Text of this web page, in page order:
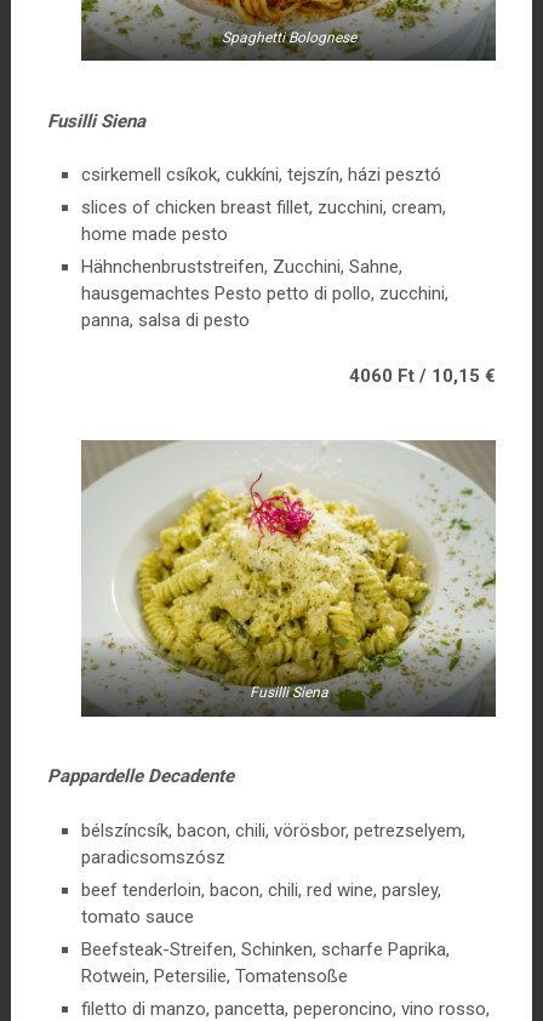
Spaghetti Bolognese
Fusilli Siena
csirkemell csíkok, cukkíni, tejszín, házi pesztó
slices of chicken breast fillet, zucchini, cream,
home made pesto
Hähnchenbruststreifen, Zucchini, Sahne,
hausgemachtes Pesto petto di pollo, zucchini,
panna, salsa di pesto
4060 Ft / 10,15 €
Fusilli Siena
Pappardelle Decadente
bélszíncsík, bacon, chili, vörösbor, petrezselyem,
paradicsomszósz
beef tenderloin, bacon, chili, red wine, parsley,
tomato sauce
Beefsteak-Streifen, Schinken, scharfe Paprika,
Rotwein, Petersilie, Tomatensoße
filetto di manzo, pancetta, peperoncino, vino rosso,